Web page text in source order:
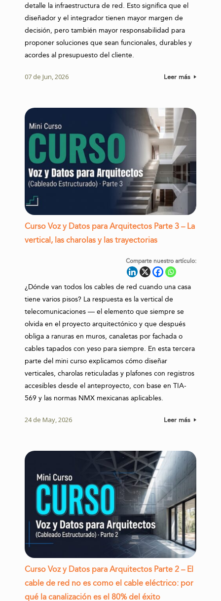
detalle la infraestructura de red. Esto significa que el
diseñador y el integrador tienen mayor margen de
decisión, pero también mayor responsabilidad para
proponer soluciones que sean funcionales, durables y
acordes al presupuesto del cliente.
07 de Jun, 2026 Leer más
Curso Voz y Datos para Arquitectos Parte 3 – La
vertical, las charolas y las trayectorias
Comparte nuestro artículo:
¿Dónde van todos los cables de red cuando una casa
tiene varios pisos? La respuesta es la vertical de
telecomunicaciones — el elemento que siempre se
olvida en el proyecto arquitectónico y que después
obliga a ranuras en muros, canaletas por fachada o
cables tapados con yeso para siempre. En esta tercera
parte del mini curso explicamos cómo diseñar
verticales, charolas reticuladas y plafones con registros
accesibles desde el anteproyecto, con base en TIA-
569 y las normas NMX mexicanas aplicables.
24 de May, 2026 Leer más
Curso Voz y Datos para Arquitectos Parte 2 – El
cable de red no es como el cable eléctrico: por
qué la canalización es el 80% del éxito